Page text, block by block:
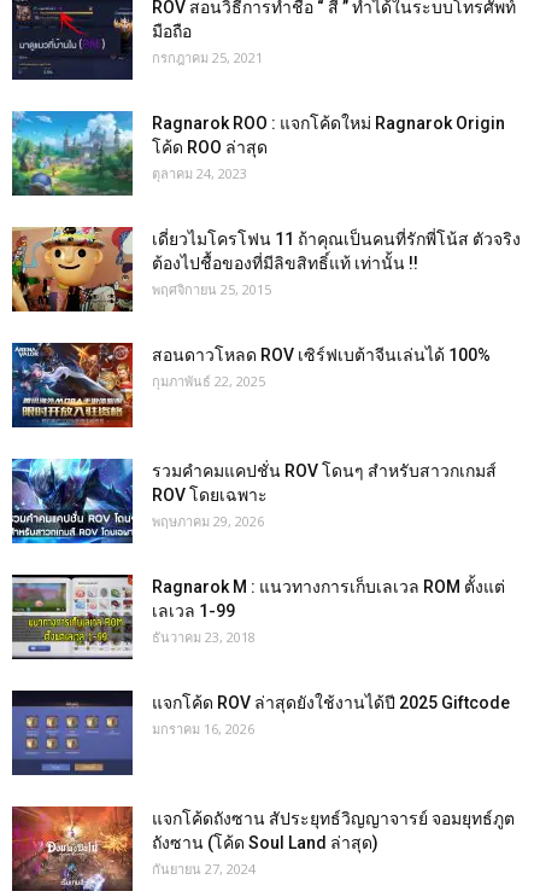
ROV สอนวิธีการทำชื่อ “ สี ” ทำได้ในระบบโทรศัพท์
มือถือ
กรกฎาคม 25, 2021
Ragnarok ROO : แจกโค้ดใหม่ Ragnarok Origin
โค้ด ROO ล่าสุด
ตุลาคม 24, 2023
เดี่ยวไมโครโฟน 11 ถ้าคุณเป็นคนที่รักพี่โน้ส ตัวจริง
ต้องไปชื้อของที่มีลิขสิทธิ์แท้ เท่านั้น !!
พฤศจิกายน 25, 2015
สอนดาวโหลด ROV เซิร์ฟเบต้าจีนเล่นได้ 100%
กุมภาพันธ์ 22, 2025
รวมคำคมแคปชั่น ROV โดนๆ สำหรับสาวกเกมส์
ROV โดยเฉพาะ
พฤษภาคม 29, 2026
Ragnarok M : แนวทางการเก็บเลเวล ROM ตั้งแต่
เลเวล 1-99
ธันวาคม 23, 2018
แจกโค้ด ROV ล่าสุดยังใช้งานได้ปี 2025 Giftcode
มกราคม 16, 2026
แจกโค้ดถังซาน สัประยุทธ์วิญญาจารย์ จอมยุทธ์ภูต
ถังซาน (โค้ด Soul Land ล่าสุด)
กันยายน 27, 2024